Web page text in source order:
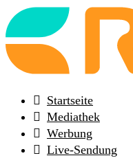
Back
to
frontpage
Startseite
Mediathek
Werbung
Live-Sendung